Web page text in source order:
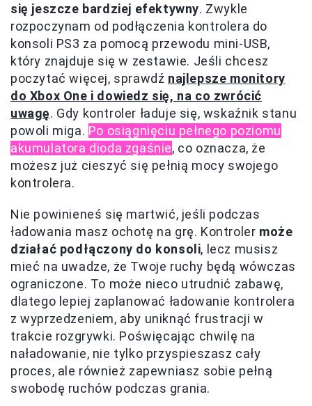
się jeszcze bardziej efektywny. Zwykle
rozpoczynam od podłączenia kontrolera do
konsoli PS3 za pomocą przewodu mini-USB,
który znajduje się w zestawie. Jeśli chcesz
poczytać więcej, sprawdź najlepsze monitory
do Xbox One i dowiedz się, na co zwrócić
uwagę. Gdy kontroler ładuje się, wskaźnik stanu
powoli miga. Po osiągnięciu pełnego poziomu
akumulatora dioda zgaśnie, co oznacza, że
możesz już cieszyć się pełnią mocy swojego
kontrolera.
Nie powinieneś się martwić, jeśli podczas
ładowania masz ochotę na grę. Kontroler może
działać podłączony do konsoli, lecz musisz
mieć na uwadze, że Twoje ruchy będą wówczas
ograniczone. To może nieco utrudnić zabawę,
dlatego lepiej zaplanować ładowanie kontrolera
z wyprzedzeniem, aby uniknąć frustracji w
trakcie rozgrywki. Poświęcając chwilę na
naładowanie, nie tylko przyspieszasz cały
proces, ale również zapewniasz sobie pełną
swobodę ruchów podczas grania.